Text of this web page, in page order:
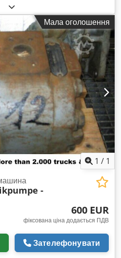
Мала оголошення
1 / 1
-
600 EUR
фіксована ціна додається ПДВ
Зателефонувати